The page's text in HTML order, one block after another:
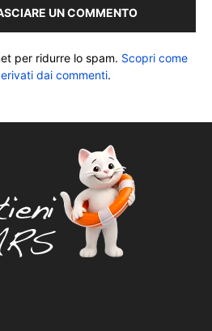
UN COMMENTO
per ridurre lo spam. Scopri come
dai commenti.